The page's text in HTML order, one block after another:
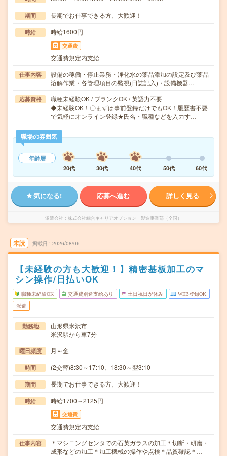
期間 長期でお仕事できる方、大歓迎！
時給 時給1600円
交通費
交通費規定内支給
仕事内容
設備の稼働・停止業務・浄化水の薬品添加の設定及び薬品
溶解作業・各管理項目の監視(日誌記入)・設備機器…
応募資格
職種未経験OK / ブランクOK / 英語力不要
◆未経験OK！〇まずは事前登録だけでもOK！履歴書不要
で気軽にオンライン登録★氏名・職種などを入力す…
職場の雰囲気
年齢層
20代
30代 40代 50代 60代
気になる! 応募へ進む 詳しく見る
派遣会社 株式会社綜合キャリアオプション 製造事業部（全国）
未読 掲載日 2026/08/06
【未経験の方も大歓迎！】精密基板加工のマ
シン操作/日払いOK
職種未経験OK 交通費別途支給あり 土日祝日が休み WEB登録OK
派遣
勤務地
山形県米沢市
米沢駅から車7分
曜日頻度 月～金
時間 (2交替)8:30～17:10、18:30～翌3:10
期間 長期でお仕事できる方、大歓迎！
時給 時給1700～2125円
交通費
交通費規定内支給
仕事内容
＊マシニングセンタでの石英ガラスの加工＊切断・研磨・
成形などの加工＊加工機械の操作や点検＊品質確認＊…